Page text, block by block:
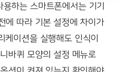
하는 스마트폰에서는 기기
에 따라 기본 설정에 차이가
이션을 실행해도 인식이
바퀴 모양의 설정 메뉴로